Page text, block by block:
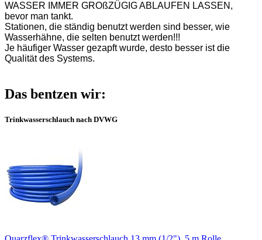
WASSER IMMER GROßZÜGIG ABLAUFEN LASSEN,
bevor man tankt.
Stationen, die ständig benutzt werden sind besser, wie
Wasserhähne, die selten benutzt werden!!!
Je häufiger Wasser gezapft wurde, desto besser ist die
Qualität des Systems.
Das bentzen wir:
Trinkwasserschlauch nach DVWG